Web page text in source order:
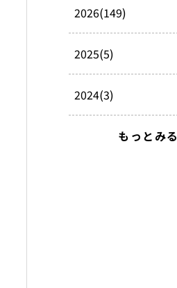
2026(149)
2025(5)
2024(3)
もっとみる